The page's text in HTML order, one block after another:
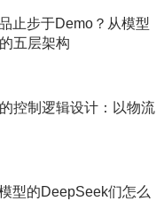
止步于Demo？从模型
五层架构
控制逻辑设计：以物流
型的DeepSeek们怎么